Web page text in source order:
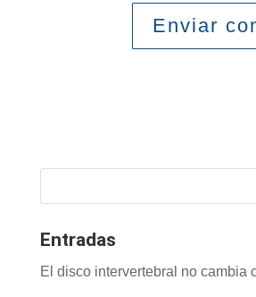
Entradas
El disco intervertebral no cambia